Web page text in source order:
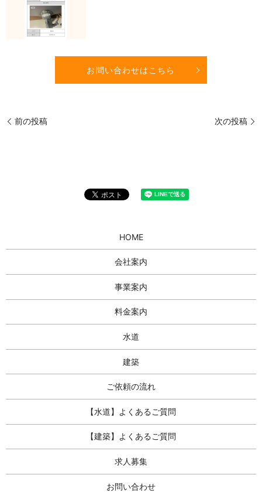
お問い合わせはこちら
前の投稿 次の投稿
HOME
会社案内
事業案内
料金案内
水道
建築
ご依頼の流れ
【水道】よくあるご質問
【建築】よくあるご質問
求人募集
お問い合わせ